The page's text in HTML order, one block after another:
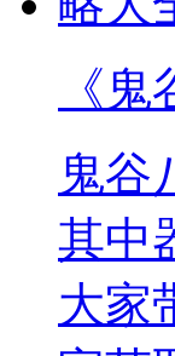
《
鬼谷
其中
大家